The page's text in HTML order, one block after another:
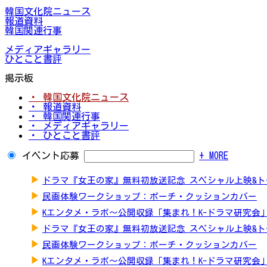
韓国文化院ニュース
報道資料
韓国関連行事
メディアギャラリー
ひとこと書評
掲示板
・ 韓国文化院ニュース
・ 報道資料
・ 韓国関連行事
・ メディアギャラリー
・ ひとこと書評
イベント応募 + MORE
▶ ドラマ『女王の家』無料初放送記念 スペシャル上映&
▶ 民画体験ワークショップ：ポーチ・クッションカバー
▶ Kエンタメ・ラボ～公開収録「集まれ！K-ドラマ研究会」
▶ ドラマ『女王の家』無料初放送記念 スペシャル上映&
▶ 民画体験ワークショップ：ポーチ・クッションカバー
▶ Kエンタメ・ラボ～公開収録「集まれ！K-ドラマ研究会」